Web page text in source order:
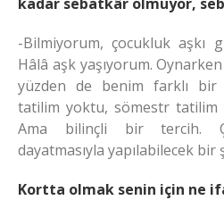
-Bilmiyorum, çocukluk aşkı
Hâlâ aşk yaşıyorum.
yüzden de benim farklı bir
tatilim yoktu, sömestr tatilim
Ama bilinçli bir tercih.
dayatmasıyla yapılabilecek bir
Kortta olmak senin için ne